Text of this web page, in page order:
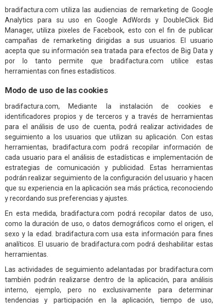
bradifactura.com utiliza las audiencias de remarketing de Google
Analytics para su uso en Google AdWords y DoubleClick Bid
Manager, utiliza pixeles de Facebook, esto con el fin de publicar
campañas de remarketing dirigidas a sus usuarios. El usuario
acepta que su información sea tratada para efectos de Big Data y
por lo tanto permite que bradifactura.com utilice estas
herramientas con fines estadísticos.
Modo de uso de las cookies
bradifactura.com, Mediante la instalación de cookies e
identificadores propios y de terceros y a través de herramientas
para el análisis de uso de cuenta, podrá realizar actividades de
seguimiento a los usuarios que utilizan su aplicación. Con estas
herramientas, bradifactura.com podrá recopilar información de
cada usuario para el análisis de estadísticas e implementación de
estrategias de comunicación y publicidad. Estas herramientas
podrán realizar seguimiento de la configuración del usuario y hacen
que su experiencia en la aplicación sea más práctica, reconociendo
y recordando sus preferencias y ajustes.
En esta medida, bradifactura.com podrá recopilar datos de uso,
como la duración de uso, o datos demográficos como el origen, el
sexo y la edad. bradifactura.com usa esta información para fines
analíticos. El usuario de bradifactura.com podrá deshabilitar estas
herramientas.
Las actividades de seguimiento adelantadas por bradifactura.com
también podrán realizarse dentro de la aplicación, para análisis
interno, ejemplo, pero no exclusivamente para determinar
tendencias y participación en la aplicación, tiempo de uso,